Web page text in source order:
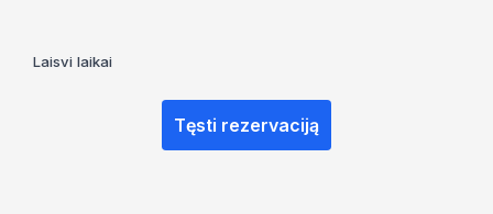
Laisvi laikai
Tęsti rezervaciją